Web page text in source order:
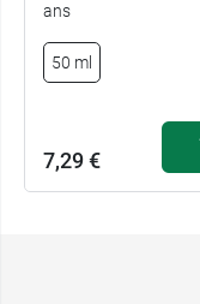
ans
50 ml
7,29 €